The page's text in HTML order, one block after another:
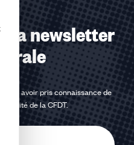
la newsletter
avoir pris connaissance de
de la CFDT.